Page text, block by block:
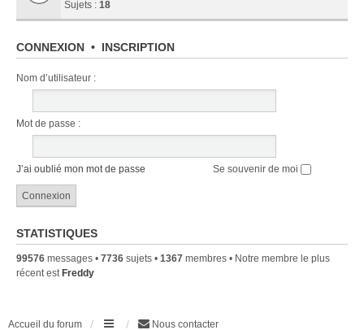
Sujets : 18
CONNEXION • INSCRIPTION
Nom d’utilisateur :
Mot de passe :
J’ai oublié mon mot de passe Se souvenir de moi
STATISTIQUES
99576 messages • 7736 sujets • 1367 membres • Notre membre le plus
récent est Freddy
Accueil du forum Nous contacter